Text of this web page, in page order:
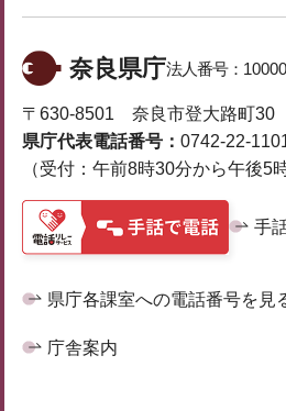
奈良県庁法人番号：
〒630-8501 奈良市登大路町30
県庁代表電話番号： 0742-22-
（受付：午前8時30分から午後5
手
県庁各課室への電話番号を見
庁舎案内